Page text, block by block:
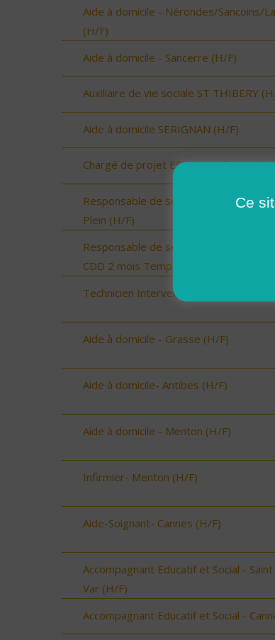
Aide à domicile - Nérondes/Sancoins/
(H/F)
Aide à domicile - Sancerre (H/F)
Auxiliaire de vie sociale ST THIBERY
Aide à domicile SERIGNAN (H/F)
Chargé de projet ESMS Numérique (H/
Responsable de secteur sur Onzain -
Plein (H/F)
Responsable de secteur sur Noyers sur
CDD 2 mois Temps Plein (H/F)
Technicien Intervention Social et
Aide à domicile - Grasse (H/F)
Aide à domicile- Antibes (H/F)
Aide à domicile - Menton (H/F)
Infirmier- Menton (H/F)
Aide-Soignant- Cannes (H/F)
Accompagnant Educatif et Social -
Var (H/F)
Accompagnant Educatif et Social -
Ce